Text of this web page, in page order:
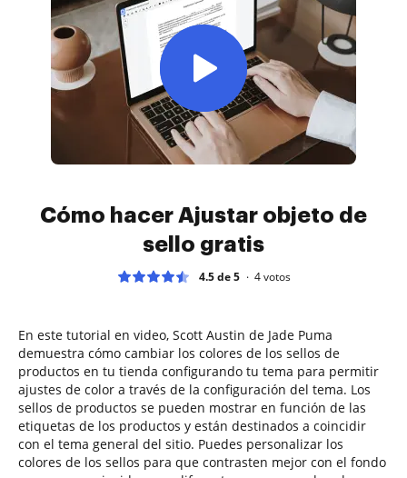
Cómo hacer Ajustar objeto de
sello gratis
4.5 de 5 4votos
En este tutorial en video, Scott Austin de Jade Puma
demuestra cómo cambiar los colores de los sellos de
productos en tu tienda configurando tu tema para permitir
ajustes de color a través de la configuración del tema. Los
sellos de productos se pueden mostrar en función de las
etiquetas de los productos y están destinados a coincidir
con el tema general del sitio. Puedes personalizar los
colores de los sellos para que contrasten mejor con el fondo